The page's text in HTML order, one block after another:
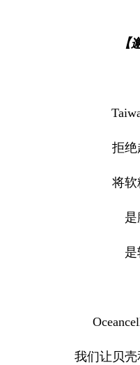
【
拒绝
将软
是
我们让贝